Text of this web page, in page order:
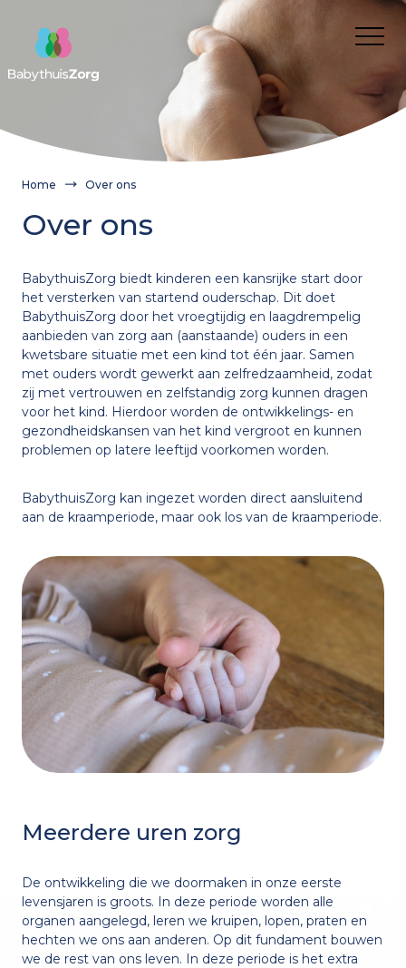
Over ons
Cliënt
Onze medewerkers
Wanneer inzetten?
Waarom BabythuisZorg?
Onze medewerkers
Theorie en cijfers
Praktijkvoorbeelden
Franchisenemers
Gemeente
Route aanvragen BabythuisZorg
Nieuws
Werken bij
Contact
BabythuisZorg aanvragen
Nederlands English
Onze medewerkers
Verwijzer Nieuws
Samenwerking met Feel
Voorbeelden
De eerste 1000 dagen
Home Over ons
Over ons
BabythuisZorg biedt kinderen een kansrijke start door
het versterken van startend ouderschap. Dit doet
BabythuisZorg door het vroegtijdig en laagdrempelig
aanbieden van zorg aan (aanstaande) ouders in een
kwetsbare situatie met een kind tot één jaar. Samen
met ouders wordt gewerkt aan zelfredzaamheid, zodat
zij met vertrouwen en zelfstandig zorg kunnen dragen
voor het kind. Hierdoor worden de ontwikkelings- en
gezondheidskansen van het kind vergroot en kunnen
problemen op latere leeftijd voorkomen worden.
BabythuisZorg kan ingezet worden direct aansluitend
aan de kraamperiode, maar ook los van de kraamperiode.
Meerdere uren zorg
De ontwikkeling die we doormaken in onze eerste
levensjaren is groots. In deze periode worden alle
organen aangelegd, leren we kruipen, lopen, praten en
hechten we ons aan anderen. Op dit fundament bouwen
we de rest van ons leven. In deze periode is het extra